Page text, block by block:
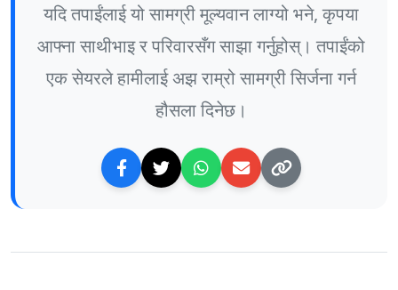
यदि तपाईंलाई यो सामग्री मूल्यवान लाग्यो भने, कृपया
आफ्ना साथीभाइ र परिवारसँग साझा गर्नुहोस्। तपाईंको
एक सेयरले हामीलाई अझ राम्रो सामग्री सिर्जना गर्न
हौसला दिनेछ।